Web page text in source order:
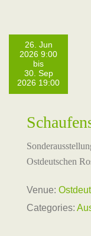
26. Jun
2026 9:00
bis
30. Sep
2026 19:00
Ostdeutschen
Venue:
Categories: